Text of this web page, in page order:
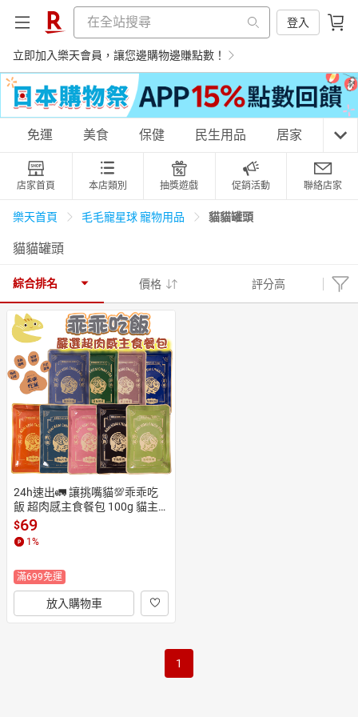
登入
立即加入樂天會員，讓您邊購物邊賺點數！
購物網分類
天天免運 美食蛋糕 養生保健
居家生活 3C家電 親子玩具
女裝 男裝
日本購物 電子/紙本書
HOT
免運 美食 保健 民生用品 居家 3C
店家首頁 本店類別 抽獎遊戲 促銷活動 聯絡店家
樂天首頁 毛毛寵星球 寵物用品 貓貓罐頭
貓貓罐頭
綜合排名 價格 評分高
24h速出🚛 讓挑嘴貓💯乖乖吃
飯 超肉感主食餐包 100g 貓主
食餐包 天然營養 絕對無膠 香濃
口感 多種吃法 主食罐
$69
1 %
滿699免運
放入購物車
1